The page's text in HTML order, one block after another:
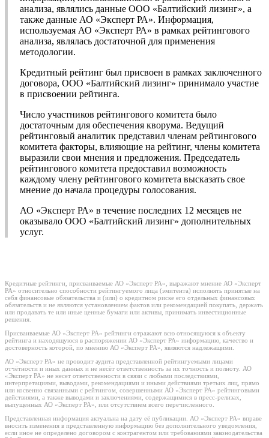
анализа, являлись данные ООО «Балтийский лизинг», а
также данные АО «Эксперт РА». Информация,
используемая АО «Эксперт РА» в рамках рейтингового
анализа, являлась достаточной для применения
методологии.
Кредитный рейтинг был присвоен в рамках заключенного
договора, ООО «Балтийский лизинг» принимало участие
в присвоении рейтинга.
Число участников рейтингового комитета было
достаточным для обеспечения кворума. Ведущий
рейтинговый аналитик представил членам рейтингового
комитета факторы, влияющие на рейтинг, члены комитета
выразили свои мнения и предложения. Председатель
рейтингового комитета предоставил возможность
каждому члену рейтингового комитета высказать свое
мнение до начала процедуры голосования.
АО «Эксперт РА» в течение последних 12 месяцев не
оказывало ООО «Балтийский лизинг» дополнительных
услуг.
Кредитные рейтинги, присваиваемые АО «Эксперт РА», выражают мнение АО «Эксперт
РА» относительно способности рейтингуемого лица (эмитента) исполнять принятые на
себя финансовые обязательства и (или) о кредитном риске его отдельных финансовых
обязательств и не являются установлением фактов или рекомендацией покупать, держать
или продавать те или иные ценные бумаги или активы, принимать инвестиционные
решения.
Присваиваемые АО «Эксперт РА» рейтинги отражают всю относящуюся к объекту
рейтинга и находящуюся в распоряжении АО «Эксперт РА» информацию, качество и
достоверность которой, по мнению АО «Эксперт РА», являются надлежащими.
АО «Эксперт РА» не проводит аудита представленной рейтингуемыми лицами
отчётности и иных данных и не несёт ответственность за их точность и полноту. АО
«Эксперт РА» не несет ответственности в связи с любыми последствиями,
интерпретациями, выводами, рекомендациями и иными действиями третьих лиц, прямо
или косвенно связанными с рейтингом, совершенными АО «Эксперт РА» рейтинговыми
действиями, а также выводами и заключениями, содержащимися в пресс-релизах,
выпущенных АО «Эксперт РА», или отсутствием всего перечисленного.
Представленная информация актуальна на дату её публикации. АО «Эксперт РА» вправе
вносить изменения в представленную информацию без дополнительного уведомления,
если иное не определено договором с контрагентом или требованиями законодательства